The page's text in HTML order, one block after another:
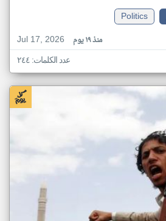
Politics
Jul 17, 2026
منذ ١٩ يوم
عدد الكلمات: ٢٤٤